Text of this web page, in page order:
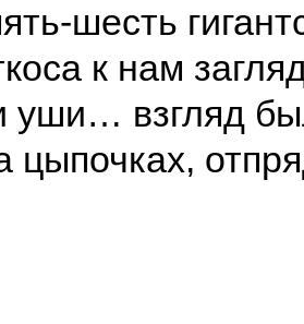
шесть
к нам
уши… взгляд
цыпочках,